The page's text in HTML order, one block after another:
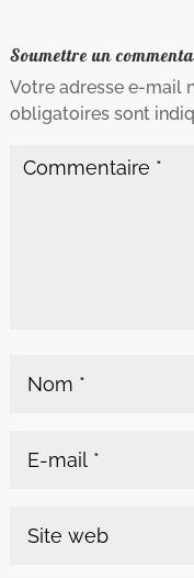
Soumettre un
Votre adresse e-mail
obligatoires sont